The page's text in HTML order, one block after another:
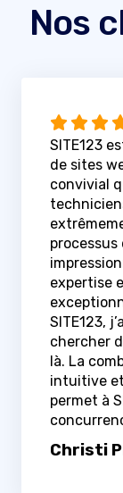
Nos
SITE123
de sites
convivial
processus
expertise
SITE123,
chercher
là. La
intuitive
permet à
Christi